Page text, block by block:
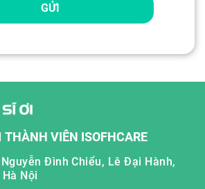
GỬI
THÀNH VIÊN ISOFHCARE
Đình Chiểu, Lê Đại Hành,
Nội